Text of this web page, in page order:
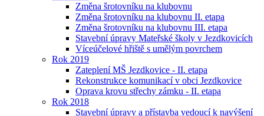
Změna šrotovníku na klubovnu
Změna šrotovníku na klubovnu II. etapa
Změna šrotovníku na klubovnu III. etapa
Stavební úpravy Mateřské školy v Jezdkovicích
Víceúčelové hřiště s umělým povrchem
Rok 2019
Zateplení MŠ Jezdkovice - II. etapa
Rekonstrukce komunikací v obci Jezdkovice
Oprava krovu střechy zámku - II. etapa
Rok 2018
Stavební úpravy a přístavba vedoucí k navýšení